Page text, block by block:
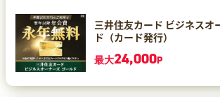
三井住友カード ビジネスオ
ド（カード発行）
最大24,000P